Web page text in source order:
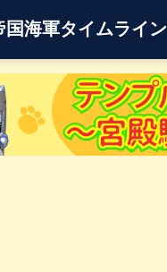
国海軍タイムライン